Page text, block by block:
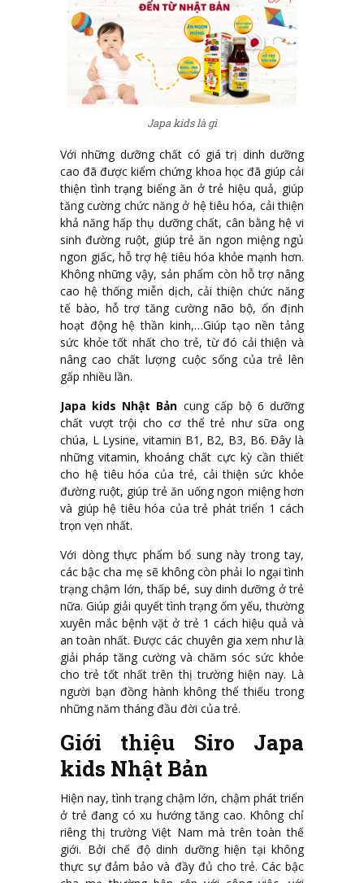
Japa kids là gì
Với những dưỡng chất có giá trị dinh dưỡng
cao đã được kiểm chứng khoa học đã giúp cải
thiện tình trạng biếng ăn ở trẻ hiệu quả, giúp
tăng cường chức năng ở hệ tiêu hóa, cải thiện
khả năng hấp thụ dưỡng chất, cân bằng hệ vi
sinh đường ruột, giúp trẻ ăn ngon miệng ngủ
ngon giấc, hỗ trợ hệ tiêu hóa khỏe mạnh hơn.
Không những vậy, sản phẩm còn hỗ trợ nâng
cao hệ thống miễn dịch, cải thiện chức năng
tế bào, hỗ trợ tăng cường não bộ, ổn định
hoạt động hệ thần kinh,…Giúp tạo nền tảng
sức khỏe tốt nhất cho trẻ, từ đó cải thiện và
nâng cao chất lượng cuộc sống của trẻ lên
gấp nhiều lần.
Japa kids Nhật Bản cung cấp bộ 6 dưỡng
chất vượt trội cho cơ thể trẻ như sữa ong
chúa, L Lysine, vitamin B1, B2, B3, B6. Đây là
những vitamin, khoáng chất cực kỳ cần thiết
cho hệ tiêu hóa của trẻ, cải thiện sức khỏe
đường ruột, giúp trẻ ăn uống ngon miệng hơn
và giúp hệ tiêu hóa của trẻ phát triển 1 cách
trọn vẹn nhất.
Với dòng thực phẩm bổ sung này trong tay,
các bậc cha mẹ sẽ không còn phải lo ngại tình
trạng chậm lớn, thấp bé, suy dinh dưỡng ở trẻ
nữa. Giúp giải quyết tình trạng ốm yếu, thường
xuyên mắc bệnh vặt ở trẻ 1 cách hiệu quả và
an toàn nhất. Được các chuyên gia xem như là
giải pháp tăng cường và chăm sóc sức khỏe
cho trẻ tốt nhất trên thị trường hiện nay. Là
người bạn đồng hành không thể thiếu trong
những năm tháng đầu đời của trẻ.
Giới thiệu Siro Japa
kids Nhật Bản
Hiện nay, tình trạng chậm lớn, chậm phát triển
ở trẻ đang có xu hướng tăng cao. Không chỉ
riêng thị trường Việt Nam mà trên toàn thế
giới. Bởi chế độ dinh dưỡng hiện tại không
thực sự đảm bảo và đầy đủ cho trẻ. Các bậc